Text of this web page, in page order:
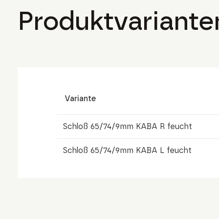
Variante
Schloß 65/74/9mm KABA R feucht
Schloß 65/74/9mm KABA L feucht